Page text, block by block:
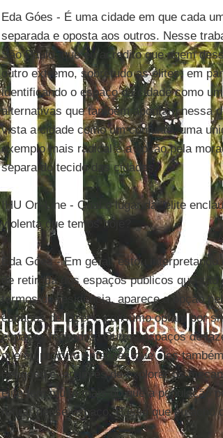
Eda Góes - É uma cidade em que cada
separada e oposta aos outros. Nesse
São Paulo, que eu acredito que agem
outro extremo, sobretudo as elites, em
identificando o espaço da cidade como
alternativas que também apontam nessa
vista a cidade como um conjunto, uma
exemplo mais radical é a opção pela
separa do tecido das cidades.
IHU On-Line - Qual o lugar da "elite
violenta que temos hoje?
Eda Góes - Em geral, estou
de retirada dos espaços públicos que
termos de residência, aparece a opção
espaços de lazer e consumo optam por
espaços fechados. Outros espaços de
que eu procuro enfatizar, que eles
perigoso e, ao invés de explorar os
elite tem muito mais do que a população
retirar desse espaço. É isso que eu acho